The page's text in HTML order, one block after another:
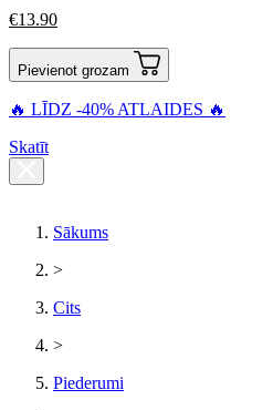
€13.90
Pievienot grozam
🔥 LĪDZ -40% ATLAIDES 🔥
Skatīt
Sākums
>
Cits
>
Piederumi